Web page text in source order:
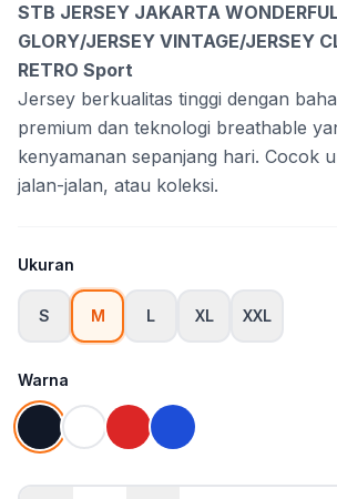
STB JERSEY JAKARTA
GLORY/JERSEY VINTAGE/JERSEY
RETRO Sport
Jersey berkualitas tinggi dengan
premium dan teknologi breathable
kenyamanan sepanjang hari. Cocok
jalan-jalan, atau koleksi.
Ukuran
S M L XL XXL
Warna